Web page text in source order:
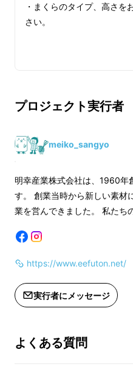
革新技術による特殊加
・まくらのタイプ、高さを
さい。
プロジェクト実行者
meiko_sangyo
明幸産業株式会社は、1960年
す。 創業当時から新しい素材
業を営んできました。 私たち
https://www.eefuton.net/
実行者にメッセージ
よくある質問